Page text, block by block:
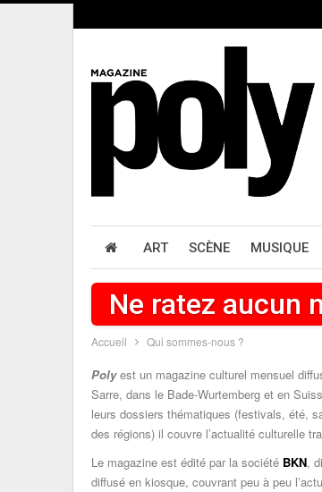
ART SCÈNE MUSIQUE
Ne ratez aucun
Accueil Qui sommes-nous ?
Polyest un magazine culturel mensuel
Sarre, dans le Bade-Wurtemberg et en
leurs dossiers thématiques (festivals, été,
des régions) il couvre l’actualité culturelle
Le magazine est édité par la société BKN,
diffusé en kiosque, couvrant peu à peu